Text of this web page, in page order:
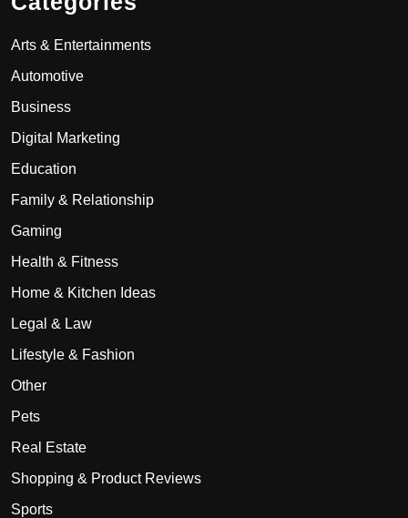
Arts & Entertainments
Automotive
Business
Digital Marketing
Education
Family & Relationship
Gaming
Health & Fitness
Home & Kitchen Ideas
Legal & Law
Lifestyle & Fashion
Other
Pets
Real Estate
Shopping & Product Reviews
Sports